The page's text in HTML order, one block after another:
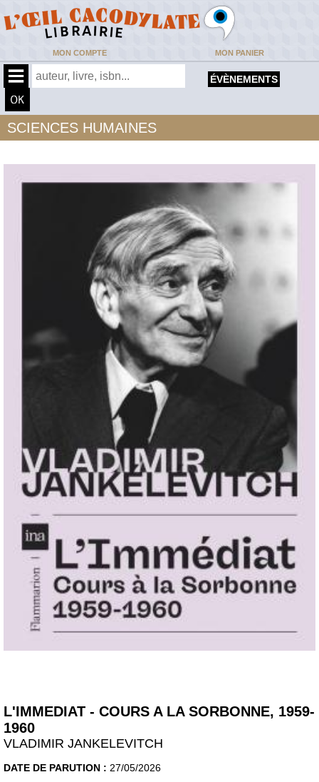
MON COMPTE MON PANIER
ÉVÈNEMENTS
SCIENCES HUMAINES
L'IMMEDIAT - COURS A LA SORBONNE, 1959-
1960
VLADIMIR JANKELEVITCH
DATE DE PARUTION : 27/05/2026